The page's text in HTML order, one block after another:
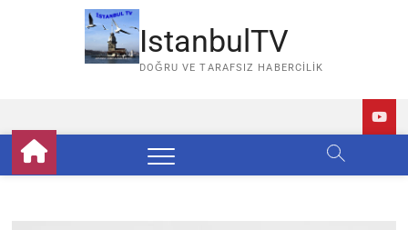
IstanbulTV
DOĞRU VE TARAFSIZ HABERCILIK